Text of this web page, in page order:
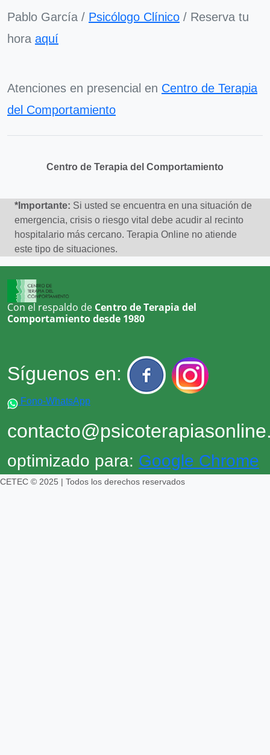
Pablo García / Psicólogo Clínico / Reserva tu
hora aquí
Atenciones en presencial en Centro de Terapia
del Comportamiento
Centro de Terapia del Comportamiento
*Importante: Si usted se encuentra en una situación de
emergencia, crisis o riesgo vital debe acudir al recinto
hospitalario más cercano. Terapia Online no atiende
este tipo de situaciones.
Con el respaldo de Centro de Terapia del
Comportamiento desde 1980
Síguenos en:
Fono-WhatsApp
optimizado para: Google Chrome
CETEC © 2025 | Todos los derechos reservados